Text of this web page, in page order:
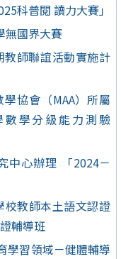
科普閱 讀力大賽」
無國界大賽
師聯誼活動實施計
協會（MAA）所屬
數學分級能力測驗
中心辦理 「2024－
教師本土語文認證
輔導班
學習領域－健體輔導